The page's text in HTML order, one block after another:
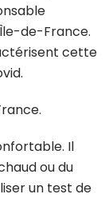
de-France.
cette
Il
ou du
un test de